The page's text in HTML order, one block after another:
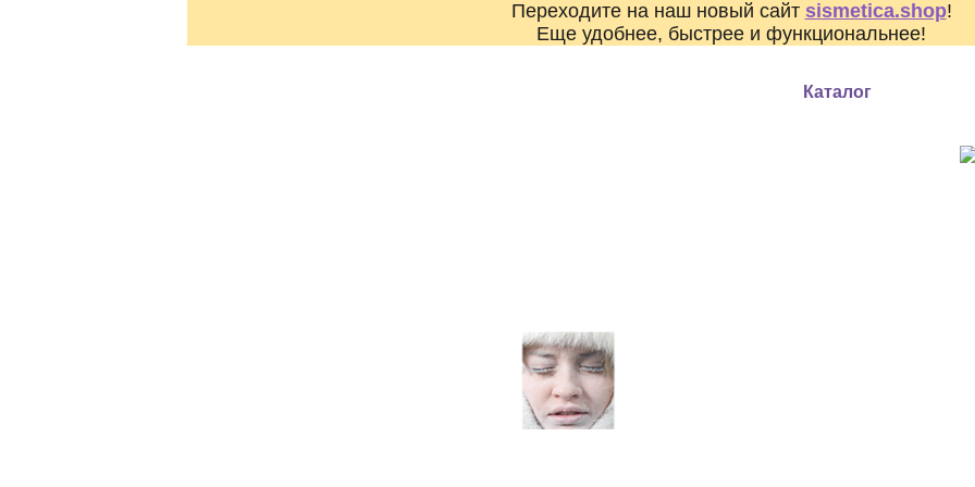
Переходите на наш новый сайт sismetica.shop!
Еще удобнее, быстрее и функциональнее!
Каталог